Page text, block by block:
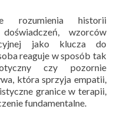
rozumienia historii
wzorców
jako klucza do
reaguje w sposób tak
czy pozornie
która sprzyja empatii,
granice w terapii,
fundamentalne.